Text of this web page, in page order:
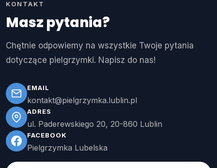
KONTAKT
Masz pytania?
Chętnie odpowiemy na wszystkie Twoje pytania
dotyczące pielgrzymki. Napisz do nas!
EMAIL
kontakt@pielgrzymka.lublin.pl
ADRES
ul. Paderewskiego 20, 20-860 Lublin
FACEBOOK
Pielgrzymka Lubelska